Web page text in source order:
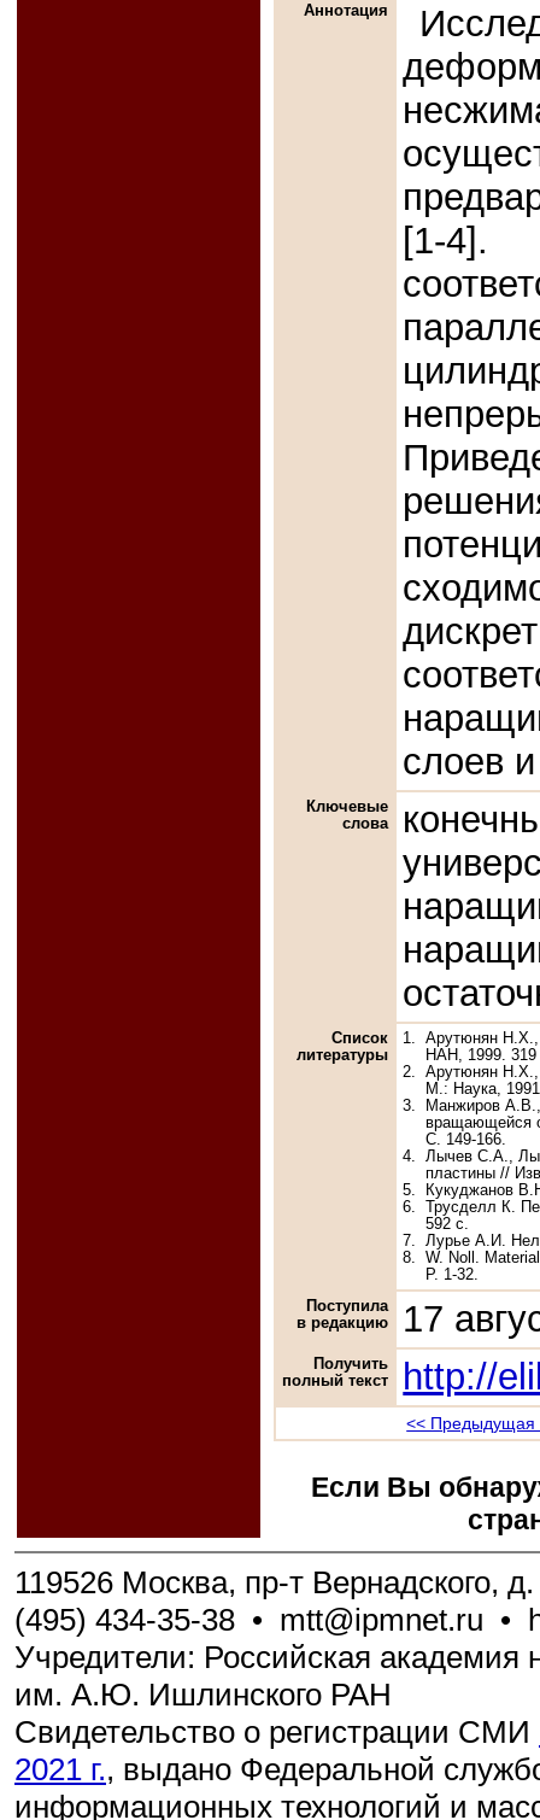
Аннотация
[1-
слоев
Ключевые
слова
Список
литературы
1.Арутюнян Н.Х.,
НАН, 1999. 319
2.Арутюнян Н.Х.,
М.: Наука,
3.
Манжиров
вращающейся
С. 149-166.
4.Лычев С.А.,
пластины //
5.
Кукуджанов
6.Трусделл К.
592 с.
7.Лурье А.И.
8.W. Noll.
P. 1-32.
Поступила
в редакцию
17
Получить
полный текст
http://
<< Предыдущая
Если Вы
119526 Москва, пр-т Вернадского,
(495) 434-35-38 • mtt@ipmnet.ru •
Учредители: Российская академия
им. А.Ю. Ишлинского РАН
Свидетельство о регистрации СМИ
2021 г., выдано Федеральной
информационных технологий и